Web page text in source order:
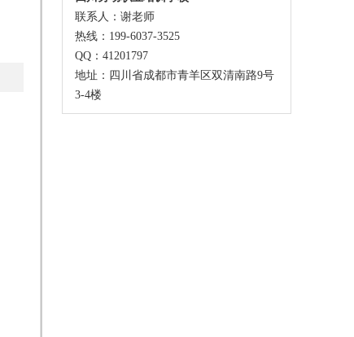
联系人：谢老师
热线：199-6037-3525
QQ：41201797
地址：四川省成都市青羊区双清南路9号
3-4楼